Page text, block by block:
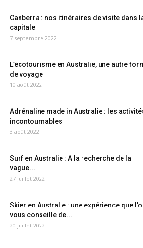
Canberra : nos itinéraires de visite dans
capitale
7 septembre 2022
L’écotourisme en Australie, une autre
de voyage
10 août 2022
Adrénaline made in Australie : les
incontournables
3 août 2022
Surf en Australie : A la recherche de la
vague...
27 juillet 2022
Skier en Australie : une expérience que
vous conseille de...
20 juillet 2022